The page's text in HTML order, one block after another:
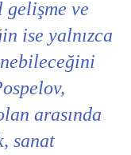
gelişme ve
ise yalnızca
arasında
sanat